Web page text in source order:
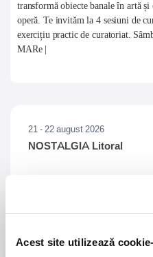
Acest site utilizează
transformă obiecte banale în artă
operă. Te invităm la 4 sesiuni de
exercițiu practic de curatoriat.
MARe |
21 - 22 august 2026
NOSTALGIA Litoral